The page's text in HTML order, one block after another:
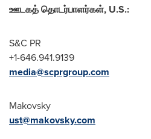
ஊடகத் தொடர்பாளர்கள், U.S.:
S&C PR
+1-646.941.9139
media@scprgroup.com
Makovsky
ust@makovsky.com